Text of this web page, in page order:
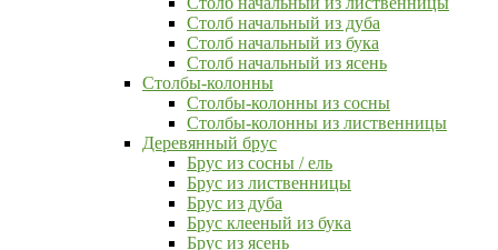
Столб начальный из дуба
Столб начальный из бука
Столб начальный из ясень
Столбы-колонны
Столбы-колонны из сосны
Столбы-колонны из лиственницы
Деревянный брус
Брус из сосны / ель
Брус из лиственницы
Брус из дуба
Брус клееный из бука
Брус из ясень